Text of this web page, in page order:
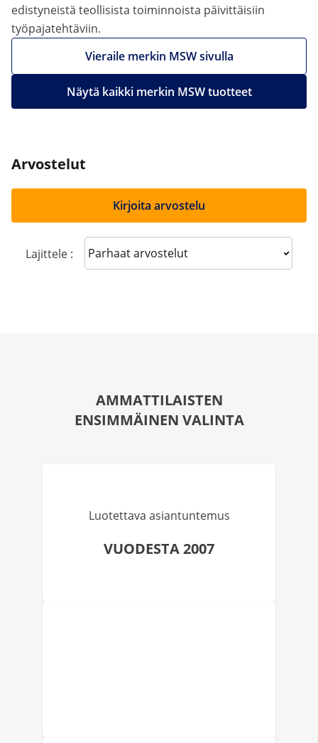
edistyneistä teollisista toiminnoista päivittäisiin
työpajatehtäviin.
Vieraile merkin MSW sivulla
Näytä kaikki merkin MSW tuotteet
Arvostelut
Kirjoita arvostelu
Lajittele : Sort reviews
AMMATTILAISTEN
ENSIMMÄINEN VALINTA
Luotettava asiantuntemus
VUODESTA 2007